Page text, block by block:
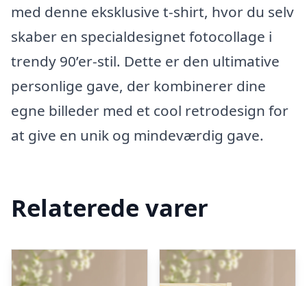
med denne eksklusive t-shirt, hvor du selv
skaber en specialdesignet fotocollage i
trendy 90’er-stil. Dette er den ultimative
personlige gave, der kombinerer dine
egne billeder med et cool retrodesign for
at give en unik og mindeværdig gave.
Relaterede varer